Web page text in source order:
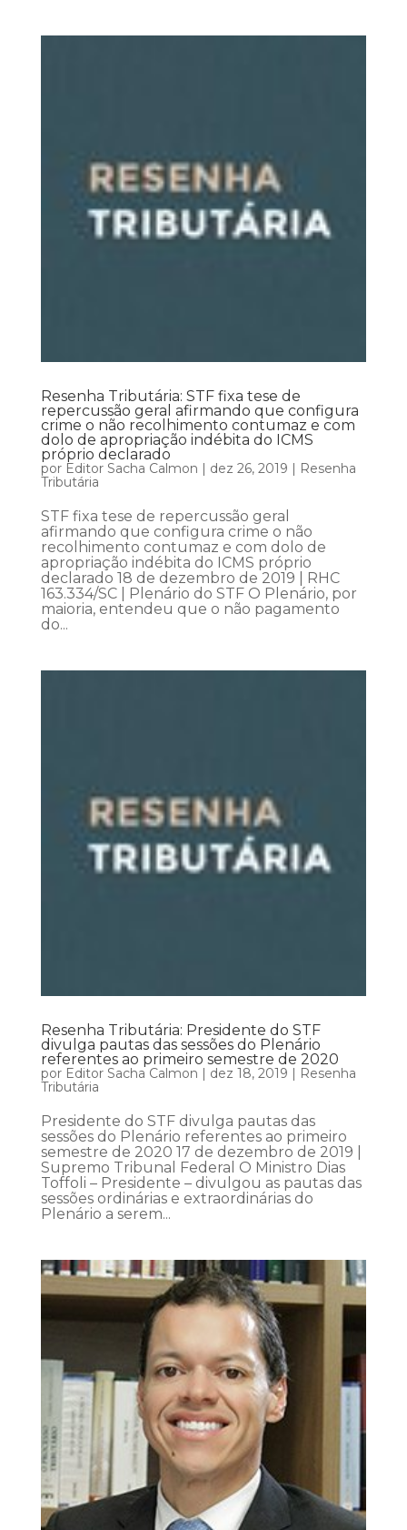
Resenha Tributária: STF fixa tese de
repercussão geral afirmando que configura
crime o não recolhimento contumaz e com
dolo de apropriação indébita do ICMS
próprio declarado
por Editor Sacha Calmon | dez 26, 2019 | Resenha
Tributária
STF fixa tese de repercussão geral
afirmando que configura crime o não
recolhimento contumaz e com dolo de
apropriação indébita do ICMS próprio
declarado 18 de dezembro de 2019 | RHC
163.334/SC | Plenário do STF O Plenário, por
maioria, entendeu que o não pagamento
do...
Resenha Tributária: Presidente do STF
divulga pautas das sessões do Plenário
referentes ao primeiro semestre de 2020
por Editor Sacha Calmon | dez 18, 2019 | Resenha
Tributária
Presidente do STF divulga pautas das
sessões do Plenário referentes ao primeiro
semestre de 2020 17 de dezembro de 2019 |
Supremo Tribunal Federal O Ministro Dias
Toffoli – Presidente – divulgou as pautas das
sessões ordinárias e extraordinárias do
Plenário a serem...